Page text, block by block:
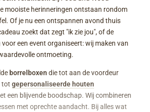
mooiste herinneringen ontstaan rondom
Of je nu een ontspannen avond thuis
zoekt dat zegt "ik zie jou", of de
een event organiseert: wij maken van
ontmoeting.
borrelboxen die tot aan de voordeur
tot gepersonaliseerde houten
een blijvende boodschap. Wij combineren
met oprechte aandacht. Bij alles wat